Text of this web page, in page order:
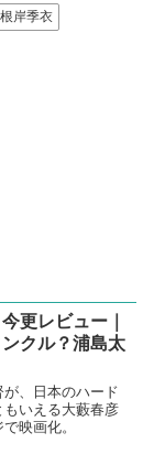
根岸季衣
更レビュー｜
クル？浦島太
、日本のハード
いえる大藪春彦
映画化。